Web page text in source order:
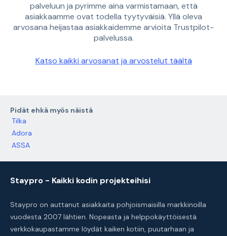
palveluun ja pyrimme aina varmistamaan, että
asiakkaamme ovat todella tyytyväisiä. Yllä oleva
arvosana heijastaa asiakkaidemme arvioita Trustpilot-
palvelussa.
Katso kaikki arvosanat ja arvostelut täältä
Pidät ehkä myös näistä
Tilka
Adora
ASSA
Staypro - Kaikki kodin projekteihisi
Staypro on auttanut asiakkaita pohjoismaisilla markkinoilla
vuodesta 2007 lähtien. Nopeasta ja helppokäyttöisestä
verkkokaupastamme löydät kaiken kotiin, puutarhaan ja